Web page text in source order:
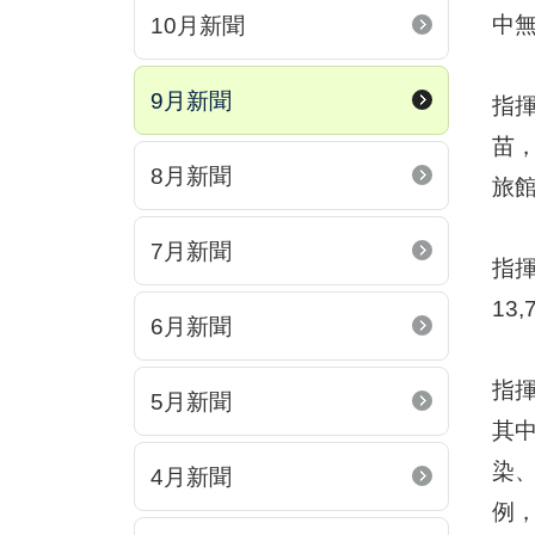
10月新聞
9月新聞
8月新聞
7月新聞
6月新聞
5月新聞
4月新聞
中
指
苗
旅
指
指
其
染
例